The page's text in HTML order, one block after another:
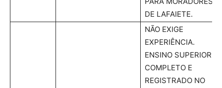
DE LAFAIETE.
NÃO EXIGE
EXPERIÊNCIA.
ENSINO SUPERIOR
COMPLETO E
REGISTRADO NO